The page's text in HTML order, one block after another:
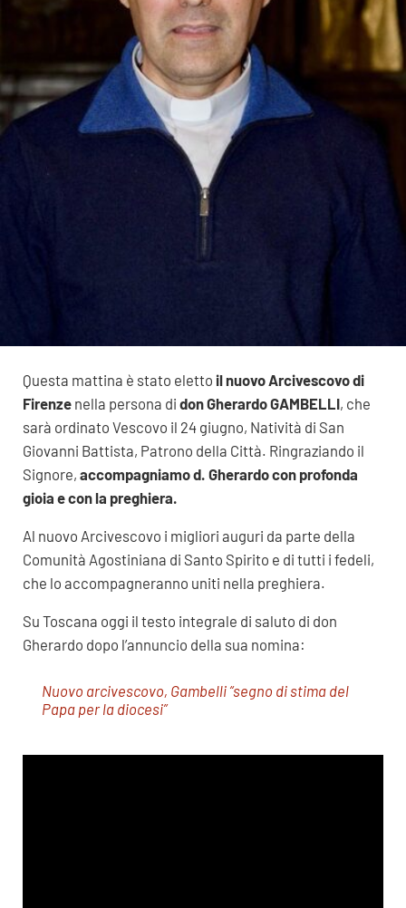
Questa mattina è stato eletto il nuovo Arcivescovo di
Firenze nella persona di don Gherardo GAMBELLI, che
sarà ordinato Vescovo il 24 giugno, Natività di San
Giovanni Battista, Patrono della Città. Ringraziando il
Signore, accompagniamo d. Gherardo con profonda
gioia e con la preghiera.
Al nuovo Arcivescovo i migliori auguri da parte della
Comunità Agostiniana di Santo Spirito e di tutti i fedeli,
che lo accompagneranno uniti nella preghiera.
Su Toscana oggi il testo integrale di saluto di don
Gherardo dopo l’annuncio della sua nomina:
Nuovo arcivescovo, Gambelli “segno di stima del
Papa per la diocesi”